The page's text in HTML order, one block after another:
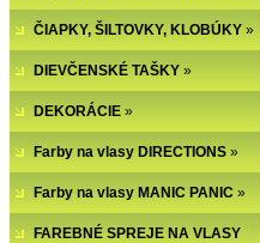
ČIAPKY, ŠILTOVKY, KLOBÚKY »
DIEVČENSKÉ TAŠKY »
DEKORÁCIE »
Farby na vlasy DIRECTIONS »
Farby na vlasy MANIC PANIC »
FAREBNÉ SPREJE NA VLASY